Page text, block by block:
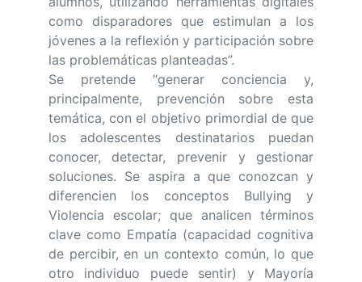
como disparadores que estimulan a los
jóvenes a la reflexión y participación sobre
las problemáticas planteadas”.
Se pretende “generar conciencia y,
principalmente, prevención sobre esta
temática, con el objetivo primordial de que
los adolescentes destinatarios puedan
conocer, detectar, prevenir y gestionar
soluciones. Se aspira a que conozcan y
diferencien los conceptos Bullying y
Violencia escolar; que analicen términos
clave como Empatía (capacidad cognitiva
de percibir, en un contexto común, lo que
otro individuo puede sentir) y Mayoría